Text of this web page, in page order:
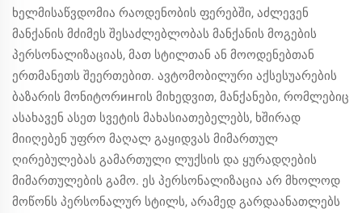
ხელმისაწვდომია რაოდენობის ფერებში, აძლევენ
მანქანის მძიმეს შესაძლებლობას მანქანის მოგების
პერსონალიზაციას, მათ სტილთან ან მოოდენებთან
ერთმანეთს შეერთებით. ავტომობილური აქსესუარების
ბაზარის მონიტორингის მიხედვით, მანქანები, რომლებიც
ასახავენ ასეთ სვეტის მახასიათებელებს, ხშირად
მიიღებენ უფრო მაღალ გაყიდვას მიმართულ
ღირებულებას გამართული ლუქსის და ყურადღების
მიმართულების გამო. ეს პერსონალიზაცია არ მხოლოდ
მოწონს პერსონალურ სტილს, არამედ გარდაანათლებს